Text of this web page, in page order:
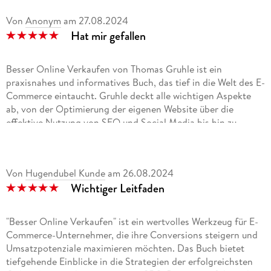
Von Anonym am 27.08.2024
Hat mir gefallen
Besser Online Verkaufen von Thomas Gruhle ist ein
praxisnahes und informatives Buch, das tief in die Welt des E-
Commerce eintaucht. Gruhle deckt alle wichtigen Aspekte
ab, von der Optimierung der eigenen Website über die
effektive Nutzung von SEO und Social Media bis hin zu
Besonders wertvoll sind die konkreten Fallstudien und
praxisorientierten Tipps, die dem Leser helfen, das Gelernte
Verkauf auf das nächste Level heben möchten!
Von Hugendubel Kunde am 26.08.2024
Wichtiger Leitfaden
"Besser Online Verkaufen" ist ein wertvolles Werkzeug für E-
Commerce-Unternehmer, die ihre Conversions steigern und
Umsatzpotenziale maximieren möchten. Das Buch bietet
tiefgehende Einblicke in die Strategien der erfolgreichsten